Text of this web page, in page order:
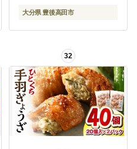
大分県 豊後高田市
32